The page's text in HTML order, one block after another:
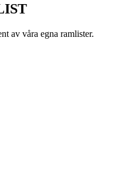
av våra egna ramlister.